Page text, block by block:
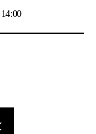
14:00